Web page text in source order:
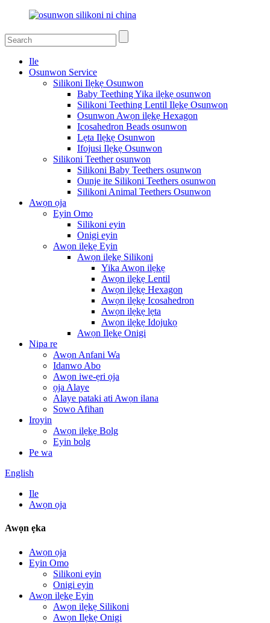
Ile
Osunwon Service
Silikoni Ilẹkẹ Osunwon
Baby Teething Yika ilẹkẹ osunwon
Silikoni Teething Lentil Ilẹkẹ Osunwon
Osunwon Awọn ilẹkẹ Hexagon
Icosahedron Beads osunwon
Lẹta Ilẹkẹ Osunwon
Ifojusi Ilẹkẹ Osunwon
Silikoni Teether osunwon
Silikoni Baby Teethers osunwon
Ounje ite Silikoni Teethers osunwon
Silikoni Animal Teethers Osunwon
Awọn ọja
Eyin Omo
Silikoni eyin
Onigi eyin
Awọn ilẹkẹ Eyin
Awọn ilẹkẹ Silikoni
Yika Awọn ilẹkẹ
Awọn ilẹkẹ Lentil
Awọn ilẹkẹ Hexagon
Awọn ilẹkẹ Icosahedron
Awọn ilẹkẹ lẹta
Awọn ilẹkẹ Idojukọ
Awọn Ilẹkẹ Onigi
Nipa re
Awọn Anfani Wa
Idanwo Abo
Awọn iwe-ẹri ọja
ọja Alaye
Alaye pataki ati Awọn ilana
Sowo Afihan
Iroyin
Awọn ilẹkẹ Bolg
Eyin bolg
Pe wa
English
Ile
Awọn ọja
Awọn ẹka
Awọn ọja
Eyin Omo
Silikoni eyin
Onigi eyin
Awọn ilẹkẹ Eyin
Awọn ilẹkẹ Silikoni
Awọn Ilẹkẹ Onigi